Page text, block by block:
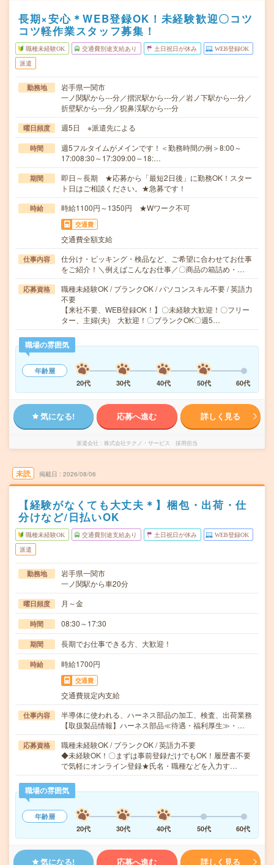
長期×安心＊WEB登録OK！未経験歓迎〇コツ
コツ軽作業スタッフ募集！
職種未経験OK 交通費別途支給あり 土日祝日が休み WEB登録OK
派遣
勤務地
岩手県一関市
一ノ関駅から---分／摺沢駅から---分／岩ノ下駅から---分／
折壁駅から---分／猊鼻渓駅から---分
曜日頻度 週5日 ※派遣先による
時間
週5フルタイムがメインです！＜勤務時間の例＞8:00～
17:008:30～17:309:00～18:…
期間
即日～長期 ★応募から「最短2日後」に勤務OK！スター
ト日はご相談ください。★急募です！
時給 時給1100円～1350円 ★Wワーク不可
交通費
交通費全額支給
仕事内容
仕分け・ピッキング・検品など、ご希望に合わせてお仕事
をご紹介！＼例えばこんなお仕事／〇商品の箱詰め・…
応募資格
職種未経験OK / ブランクOK / パソコンスキル不要 / 英語力
不要
【来社不要、WEB登録OK！】〇未経験大歓迎！〇フリー
ター、主婦(夫) 大歓迎！〇ブランクOK〇週5…
職場の雰囲気
年齢層
20代
30代 40代 50代 60代
気になる! 応募へ進む 詳しく見る
派遣会社 株式会社テクノ・サービス 採用担当
未読 掲載日 2026/08/06
【経験がなくても大丈夫＊】梱包・出荷・仕
分けなど/日払いOK
職種未経験OK 交通費別途支給あり 土日祝日が休み WEB登録OK
派遣
勤務地
岩手県一関市
一ノ関駅から車20分
曜日頻度 月～金
時間 08:30～17:30
期間 長期でお仕事できる方、大歓迎！
時給 時給1700円
交通費
交通費規定内支給
仕事内容
半導体に使われる、ハーネス部品の加工、検査、出荷業務
【取扱製品情報】ハーネス部品≪待遇・福利厚生≫・…
応募資格
職種未経験OK / ブランクOK / 英語力不要
◆未経験OK！〇まずは事前登録だけでもOK！履歴書不要
で気軽にオンライン登録★氏名・職種などを入力す…
職場の雰囲気
年齢層
20代
30代 40代 50代 60代
気になる! 応募へ進む 詳しく見る